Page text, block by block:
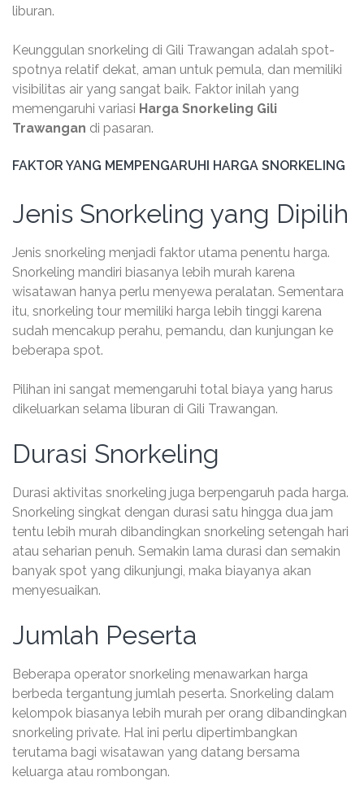
liburan.
Keunggulan snorkeling di Gili Trawangan adalah spot-
spotnya relatif dekat, aman untuk pemula, dan memiliki
visibilitas air yang sangat baik. Faktor inilah yang
memengaruhi variasi Harga Snorkeling Gili
Trawangan di pasaran.
FAKTOR YANG MEMPENGARUHI HARGA SNORKELING
Jenis Snorkeling yang Dipilih
Jenis snorkeling menjadi faktor utama penentu harga.
Snorkeling mandiri biasanya lebih murah karena
wisatawan hanya perlu menyewa peralatan. Sementara
itu, snorkeling tour memiliki harga lebih tinggi karena
sudah mencakup perahu, pemandu, dan kunjungan ke
beberapa spot.
Pilihan ini sangat memengaruhi total biaya yang harus
dikeluarkan selama liburan di Gili Trawangan.
Durasi Snorkeling
Durasi aktivitas snorkeling juga berpengaruh pada harga.
Snorkeling singkat dengan durasi satu hingga dua jam
tentu lebih murah dibandingkan snorkeling setengah hari
atau seharian penuh. Semakin lama durasi dan semakin
banyak spot yang dikunjungi, maka biayanya akan
menyesuaikan.
Jumlah Peserta
Beberapa operator snorkeling menawarkan harga
berbeda tergantung jumlah peserta. Snorkeling dalam
kelompok biasanya lebih murah per orang dibandingkan
snorkeling private. Hal ini perlu dipertimbangkan
terutama bagi wisatawan yang datang bersama
keluarga atau rombongan.